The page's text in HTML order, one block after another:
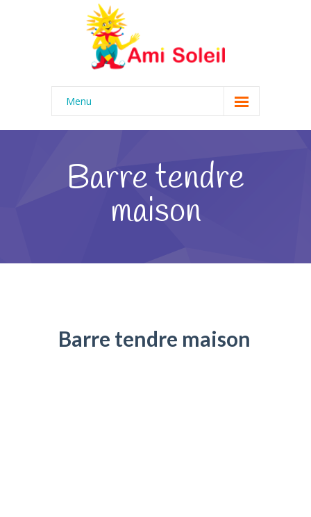
Menu
Accueil
Activités
-- Calendrier
Contact
Barre tendre
maison
Barre tendre maison